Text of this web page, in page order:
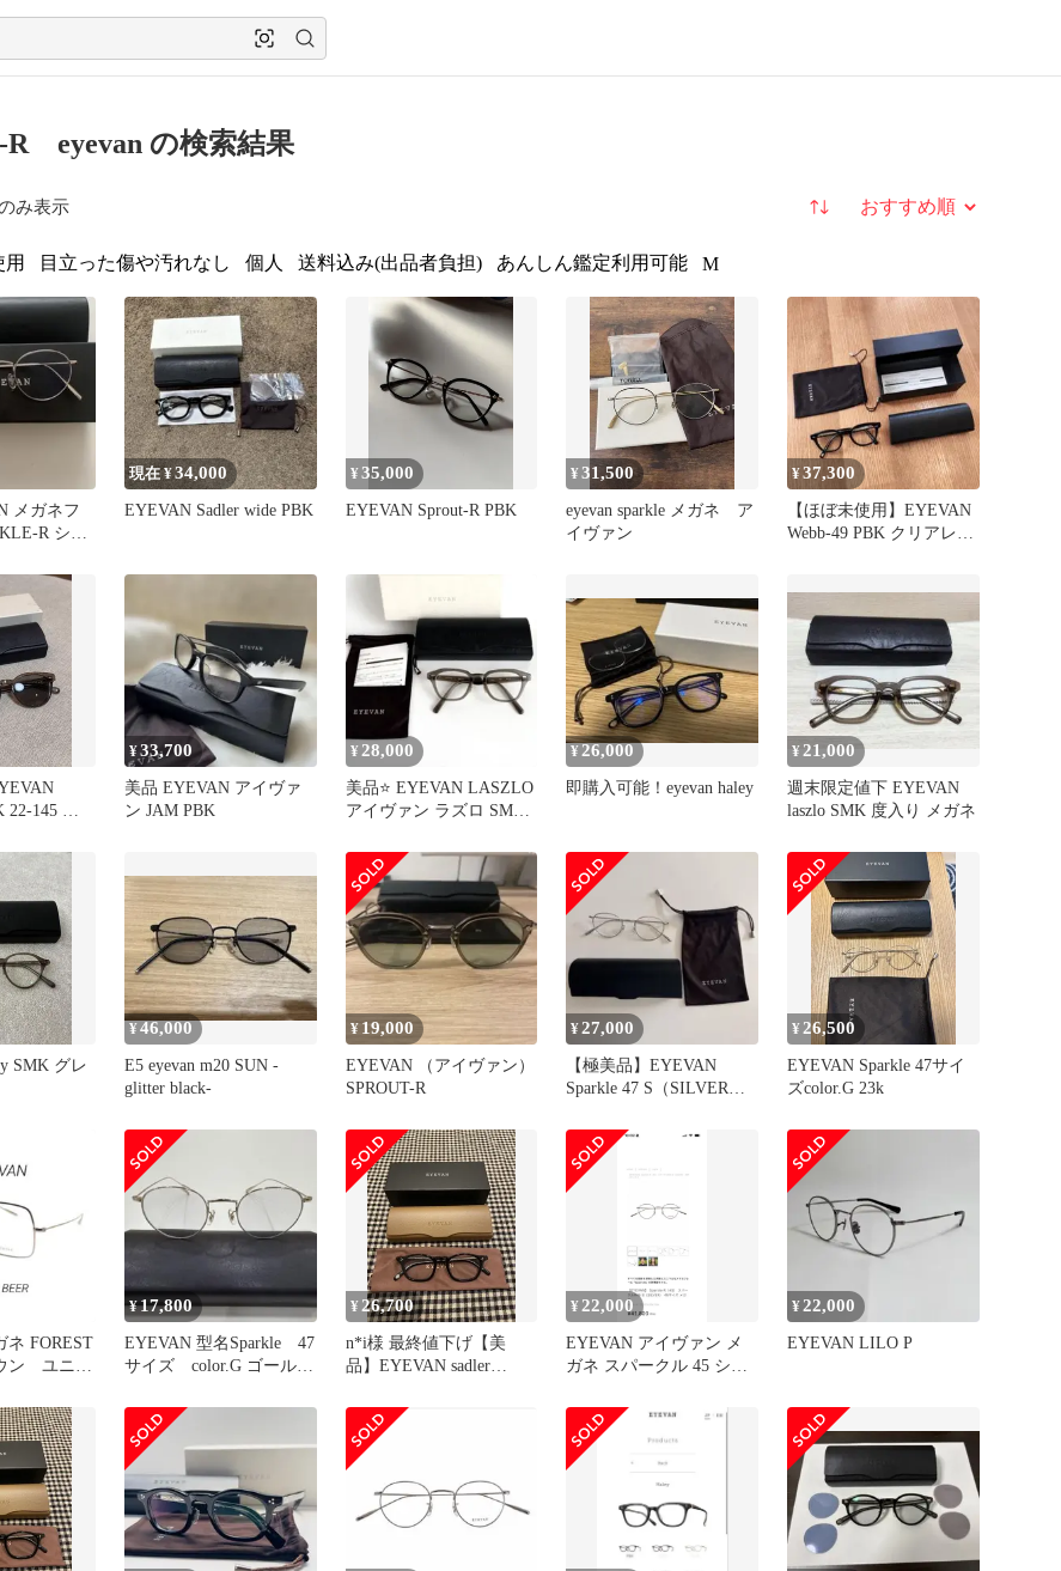
R eyevan の検索結果
み表示 並び替え
目立った傷や汚れなし 個人 送料込み(出品者負担) あんしん鑑定利用可能 M
メガネフ
R シル
現在 ¥34,000
EYEVAN Sadler wide PBK
¥35,000
EYEVAN Sprout-R PBK
¥31,500
eyevan sparkle メガネ ア
イヴァン
¥37,300
【ほぼ未使用】EYEVAN
Webb-49 PBK クリアレン
22-145 グ
¥33,700
美品 EYEVAN アイヴァ
ン JAM PBK
¥ 28,000
美品⭐️ EYEVAN LASZLO
アイヴァン ラズロ SMK
¥ 26,000
即購入可能！eyevan haley
¥21,000
週末限定値下 EYEVAN
laszlo SMK 度入り メガネ
SMK グレ
¥46,000
E5 eyevan m20 SUN -
glitter black-
¥ 19,000
EYEVAN （アイヴァン）
SPROUT-R
¥27,000
【極美品】EYEVAN
Sparkle 47 S（SILVER）
¥ 26,500
EYEVAN Sparkle 47サイ
ズcolor.G 23k
ネ FOREST
ン ユニセ
¥17,800
EYEVAN 型名Sparkle 47
サイズ color.G ゴールド
¥ 26,700
n*i様 最終値下げ【美
品】EYEVAN sadler
¥ 22,000
EYEVAN アイヴァン メ
ガネ スパークル 45 シル
¥22,000
EYEVAN LILO P